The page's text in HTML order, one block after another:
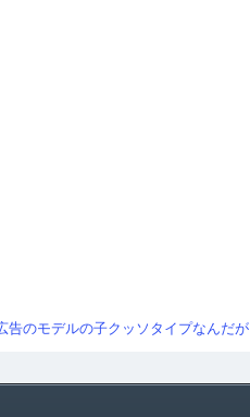
告のモデルの子クッソタイプなんだが